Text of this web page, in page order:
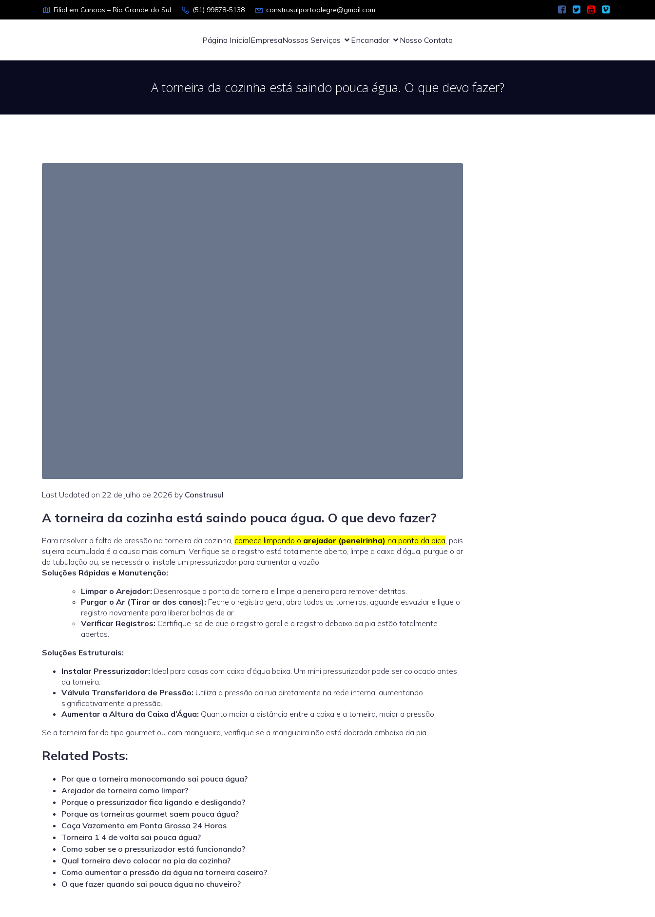
Filial em Canoas – Rio Grande do Sul (51) 99878-5138 construsulportoalegre@gmail.com
Página InicialEmpresaNossos Serviços Encanador Nosso Contato
A torneira da cozinha está saindo pouca água. O que devo fazer?
Last Updated on 22 de julho de 2026 by Construsul
A torneira da cozinha está saindo pouca água. O que devo fazer?
Para resolver a falta de pressão na torneira da cozinha, comece limpando o arejador (peneirinha) na ponta da bica, pois
sujeira acumulada é a causa mais comum. Verifique se o registro está totalmente aberto, limpe a caixa d’água, purgue o ar
da tubulação ou, se necessário, instale um pressurizador para aumentar a vazão.
Soluções Rápidas e Manutenção:
Limpar o Arejador: Desenrosque a ponta da torneira e limpe a peneira para remover detritos.
Purgar o Ar (Tirar ar dos canos): Feche o registro geral, abra todas as torneiras, aguarde esvaziar e ligue o
registro novamente para liberar bolhas de ar.
Verificar Registros: Certifique-se de que o registro geral e o registro debaixo da pia estão totalmente
abertos.
Soluções Estruturais:
Instalar Pressurizador: Ideal para casas com caixa d’água baixa. Um mini pressurizador pode ser colocado antes
da torneira.
Válvula Transferidora de Pressão: Utiliza a pressão da rua diretamente na rede interna, aumentando
significativamente a pressão.
Aumentar a Altura da Caixa d’Água: Quanto maior a distância entre a caixa e a torneira, maior a pressão.
Se a torneira for do tipo gourmet ou com mangueira, verifique se a mangueira não está dobrada embaixo da pia.
Related Posts:
Por que a torneira monocomando sai pouca água?
Arejador de torneira como limpar?
Porque o pressurizador fica ligando e desligando?
Porque as torneiras gourmet saem pouca água?
Caça Vazamento em Ponta Grossa 24 Horas
Torneira 1 4 de volta sai pouca água?
Como saber se o pressurizador está funcionando?
Qual torneira devo colocar na pia da cozinha?
Como aumentar a pressão da água na torneira caseiro?
O que fazer quando sai pouca água no chuveiro?